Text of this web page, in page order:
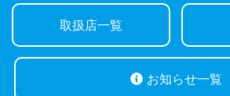
取扱店一覧
お知らせ一覧